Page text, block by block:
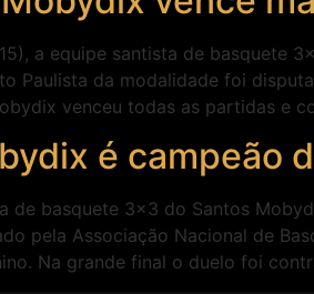
a equipe santista de basquete
Paulista da modalidade foi
venceu todas as partidas e
é campeão
de basquete 3×3 do Santos
pela Associação Nacional de
Na grande final o duelo foi